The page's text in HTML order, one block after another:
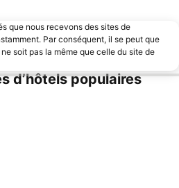
que nous recevons des sites de
Par conséquent, il se peut que
soit pas la même que celle du site de
d’hôtels populaires